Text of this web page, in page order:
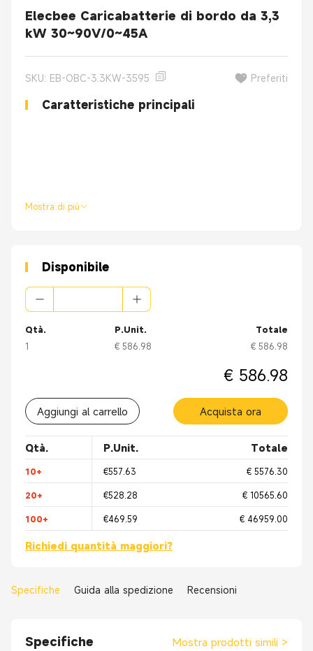
Elecbee Caricabatterie di bordo da 3,3
kW 30~90V/0~45A
SKU: EB-OBC-3.3KW-3595 Preferiti
Caratteristiche principali
Mostra di più
Disponibile
Qtà.
1
P.Unit.
€ 586.98
Totale
€ 586.98
€ 586.98
Aggiungi al carrello Acquista ora
Qtà. P.Unit. Totale
10+ €557.63 € 5576.30
20+ €528.28 € 10565.60
100+ €469.59 € 46959.00
Richiedi quantità maggiori?
Specifiche Guida alla spedizione Recensioni
Specifiche Mostra prodotti simili >